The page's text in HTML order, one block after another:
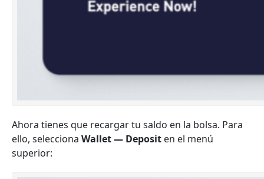
Ahora tienes que recargar tu saldo en la bolsa. Para
ello, selecciona Wallet — Deposit en el menú
superior: